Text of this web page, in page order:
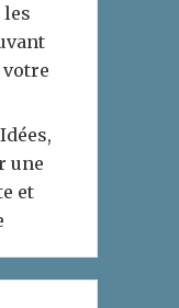
les
votre
Idées,
une
et